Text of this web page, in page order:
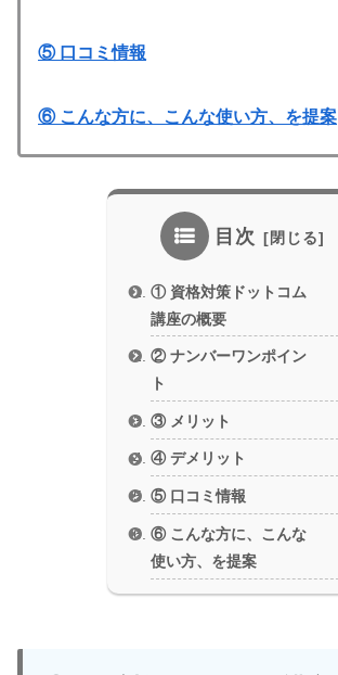
⑤ 口コミ情報
⑥ こんな方に、こんな使い方、を提案
目次
① 資格対策ドットコム
講座の概要
② ナンバーワンポイン
ト
③ メリット
④ デメリット
⑤ 口コミ情報
⑥ こんな方に、こんな
使い方、を提案